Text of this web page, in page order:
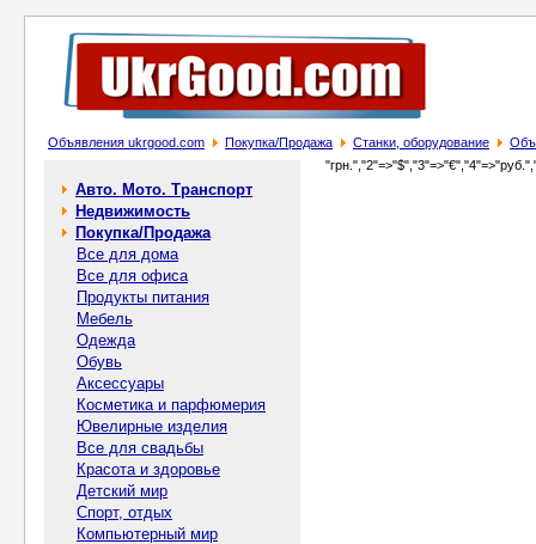
Объявления ukrgood.com Покупка/Продажа Станки, оборудование
Авто. Мото. Транспорт
Недвижимость
Покупка/Продажа
Все для дома
Все для офиса
Продукты питания
Мебель
Одежда
Обувь
Аксессуары
Косметика и парфюмерия
Ювелирные изделия
Все для свадьбы
Красота и здоровье
Детский мир
Спорт, отдых
Компьютерный мир